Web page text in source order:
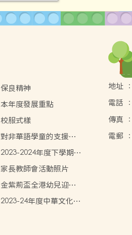
保良精神
本年度發展重點
校服式樣
對非華語學童的支援措
施
2023-2024年度下學期學
生書簿雜費
家長教師會活動照片
金紫荊盃全港幼兒迎新
春繪畫大獎~榮獲三等獎
2023-24年度中華文化學
地址 :
電話 :
傳真 :
電郵 :